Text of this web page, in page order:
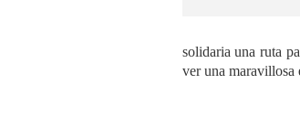
solidaria una ruta
ver una maravillosa